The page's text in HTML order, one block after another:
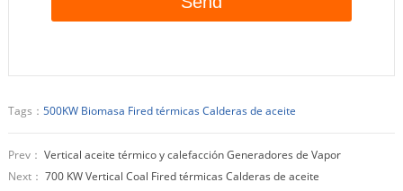
Tags： 500KW Biomasa Fired térmicas Calderas de aceite
Prev： Vertical aceite térmico y calefacción Generadores de Vapor
Next： 700 KW Vertical Coal Fired térmicas Calderas de aceite